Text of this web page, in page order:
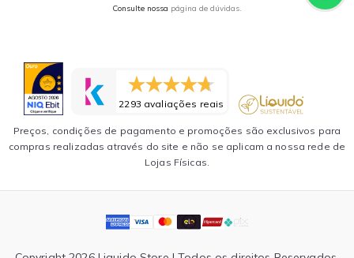
Consulte nossa página de dúvidas.
2293 avaliações reais
Preços, condições de pagamento e promoções são exclusivos para
compras realizadas através do site e não se aplicam a nossa rede de
Lojas Físicas.